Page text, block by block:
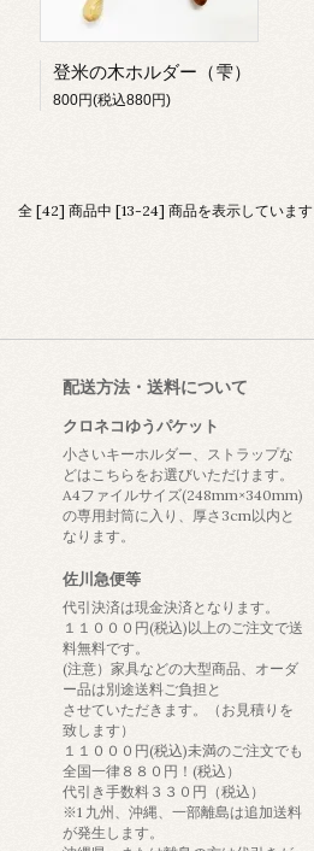
登米の木ホルダー（雫）
800円(税込880円)
全 [42] 商品中 [13-24] 商品を表示しています
配送方法・送料について
クロネコゆうパケット
小さいキーホルダー、ストラップな
どはこちらをお選びいただけます。
A4ファイルサイズ(248mm×340mm)
の専用封筒に入り、厚さ3cm以内と
なります。
佐川急便等
代引決済は現金決済となります。
１１０００円(税込)以上のご注文で送
料無料です。
(注意）家具などの大型商品、オーダ
ー品は別途送料ご負担と
させていただきます。（お見積りを
致します）
１１０００円(税込)未満のご注文でも
全国一律８８０円！(税込）
代引き手数料３３０円（税込）
※1 九州、沖縄、一部離島は追加送料
が発生します。